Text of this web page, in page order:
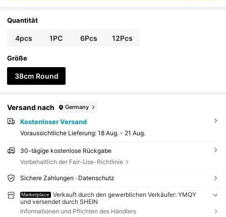
Quantität
4pcs 1PC 6Pcs 12Pcs
Größe
38cm Round
Versand nach Germany
Kostenloser Versand
Voraussichtliche Lieferung: 18 Aug. - 21 Aug.
30-tägige kostenlose Rückgabe
Vorbehaltlich der Fair-Use-Richtlinie
Sichere Zahlungen · Datenschutz
Marketplace
Verkauft durch den gewerblichen Verkäufer: YMQY
und versendet durch SHEIN
Informationen und Pflichten des Händlers